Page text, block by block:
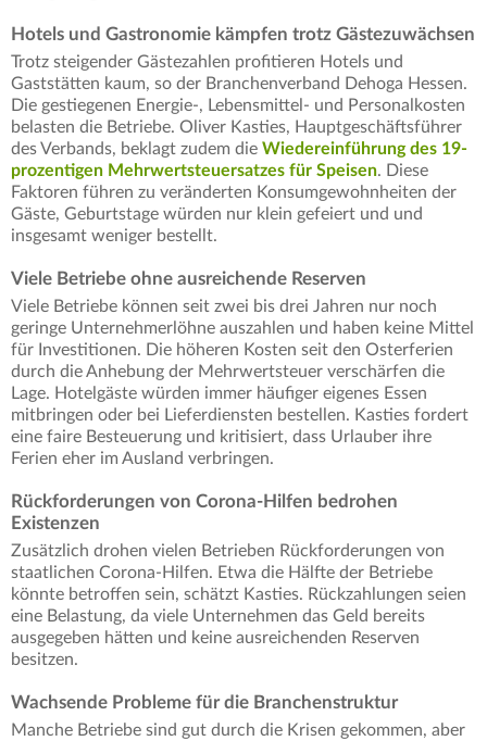
Hotels und Gastronomie kämpfen trotz Gästezuwächsen
Trotz steigender Gästezahlen profitieren Hotels und
Gaststätten kaum, so der Branchenverband Dehoga Hessen.
Die gestiegenen Energie-, Lebensmittel- und Personalkosten
belasten die Betriebe. Oliver Kasties, Hauptgeschäftsführer
des Verbands, beklagt zudem die Wiedereinführung des 19-
prozentigen Mehrwertsteuersatzes für Speisen. Diese
Faktoren führen zu veränderten Konsumgewohnheiten der
Gäste, Geburtstage würden nur klein gefeiert und und
insgesamt weniger bestellt.
Viele Betriebe ohne ausreichende Reserven
Viele Betriebe können seit zwei bis drei Jahren nur noch
geringe Unternehmerlöhne auszahlen und haben keine Mittel
für Investitionen. Die höheren Kosten seit den Osterferien
durch die Anhebung der Mehrwertsteuer verschärfen die
Lage. Hotelgäste würden immer häufiger eigenes Essen
mitbringen oder bei Lieferdiensten bestellen. Kasties fordert
eine faire Besteuerung und kritisiert, dass Urlauber ihre
Ferien eher im Ausland verbringen.
Rückforderungen von Corona-Hilfen bedrohen
Existenzen
Zusätzlich drohen vielen Betrieben Rückforderungen von
staatlichen Corona-Hilfen. Etwa die Hälfte der Betriebe
könnte betroffen sein, schätzt Kasties. Rückzahlungen seien
eine Belastung, da viele Unternehmen das Geld bereits
ausgegeben hätten und keine ausreichenden Reserven
besitzen.
Wachsende Probleme für die Branchenstruktur
Manche Betriebe sind gut durch die Krisen gekommen, aber